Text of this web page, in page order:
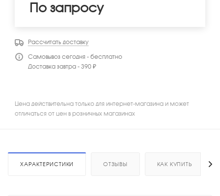
По запросу
Рассчитать доставку
Самовывоз сегодня - бесплатно
Доставка завтра - 390 ₽
Цена действительна только для интернет-магазина и может
отличаться от цен в розничных магазинах
ХАРАКТЕРИСТИКИ ОТЗЫВЫ КАК КУПИТЬ